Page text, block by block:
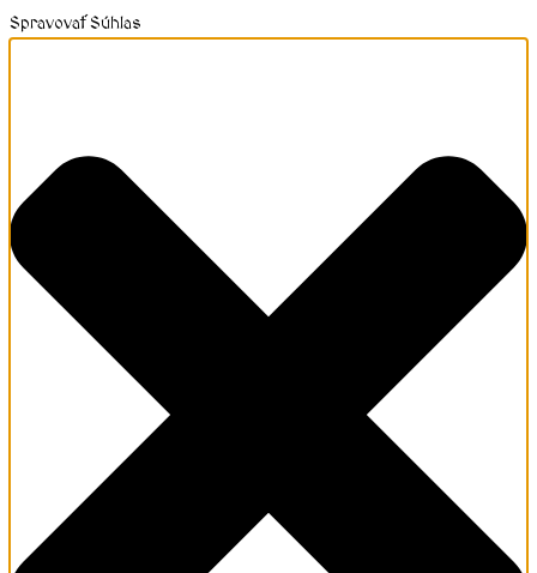
Spravovať Súhlas